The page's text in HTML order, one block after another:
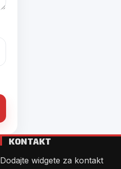
KONTAKT
Dodajte widgete za kontakt